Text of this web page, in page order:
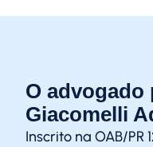
O advogado
Giacomelli
Inscrito na OAB/PR